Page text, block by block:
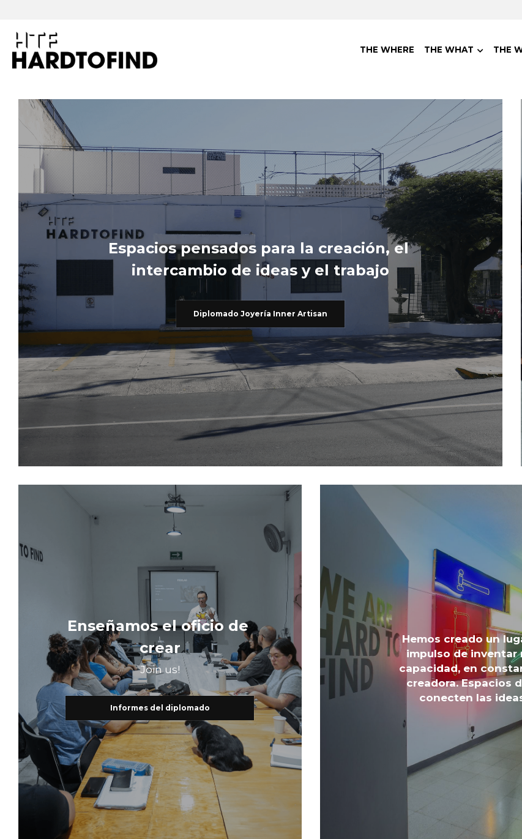
THE WHERE THE WHAT THE
Espacios pensados para la creación, el
intercambio de ideas y el trabajo
Diplomado Joyería Inner Artisan
Enseñamos el oficio de
crear
Join us!
Informes del diplomado
Hemos creado un
impulso de inventar
capacidad, en
creadora. Espacios
conecten las